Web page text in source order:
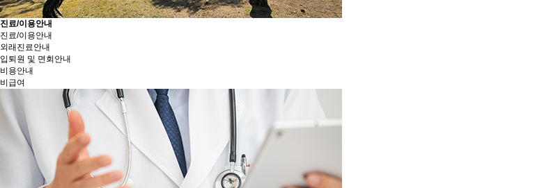
진료/이용안내
진료/이용안내
외래진료안내
입퇴원 및 면회안내
비용안내
비급여